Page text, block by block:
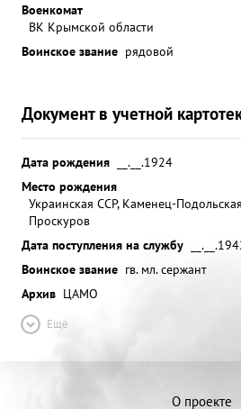
Военкомат
ВК Крымской области
Воинское звание рядовой
Документ в учетной
Дата рождения
__.__.1924
Место рождения
Украинская ССР, Каменец-
Проскуров
Дата поступления на службу
Воинское звание гв. мл. сержант
Архив ЦАМО
Ещё
О проекте